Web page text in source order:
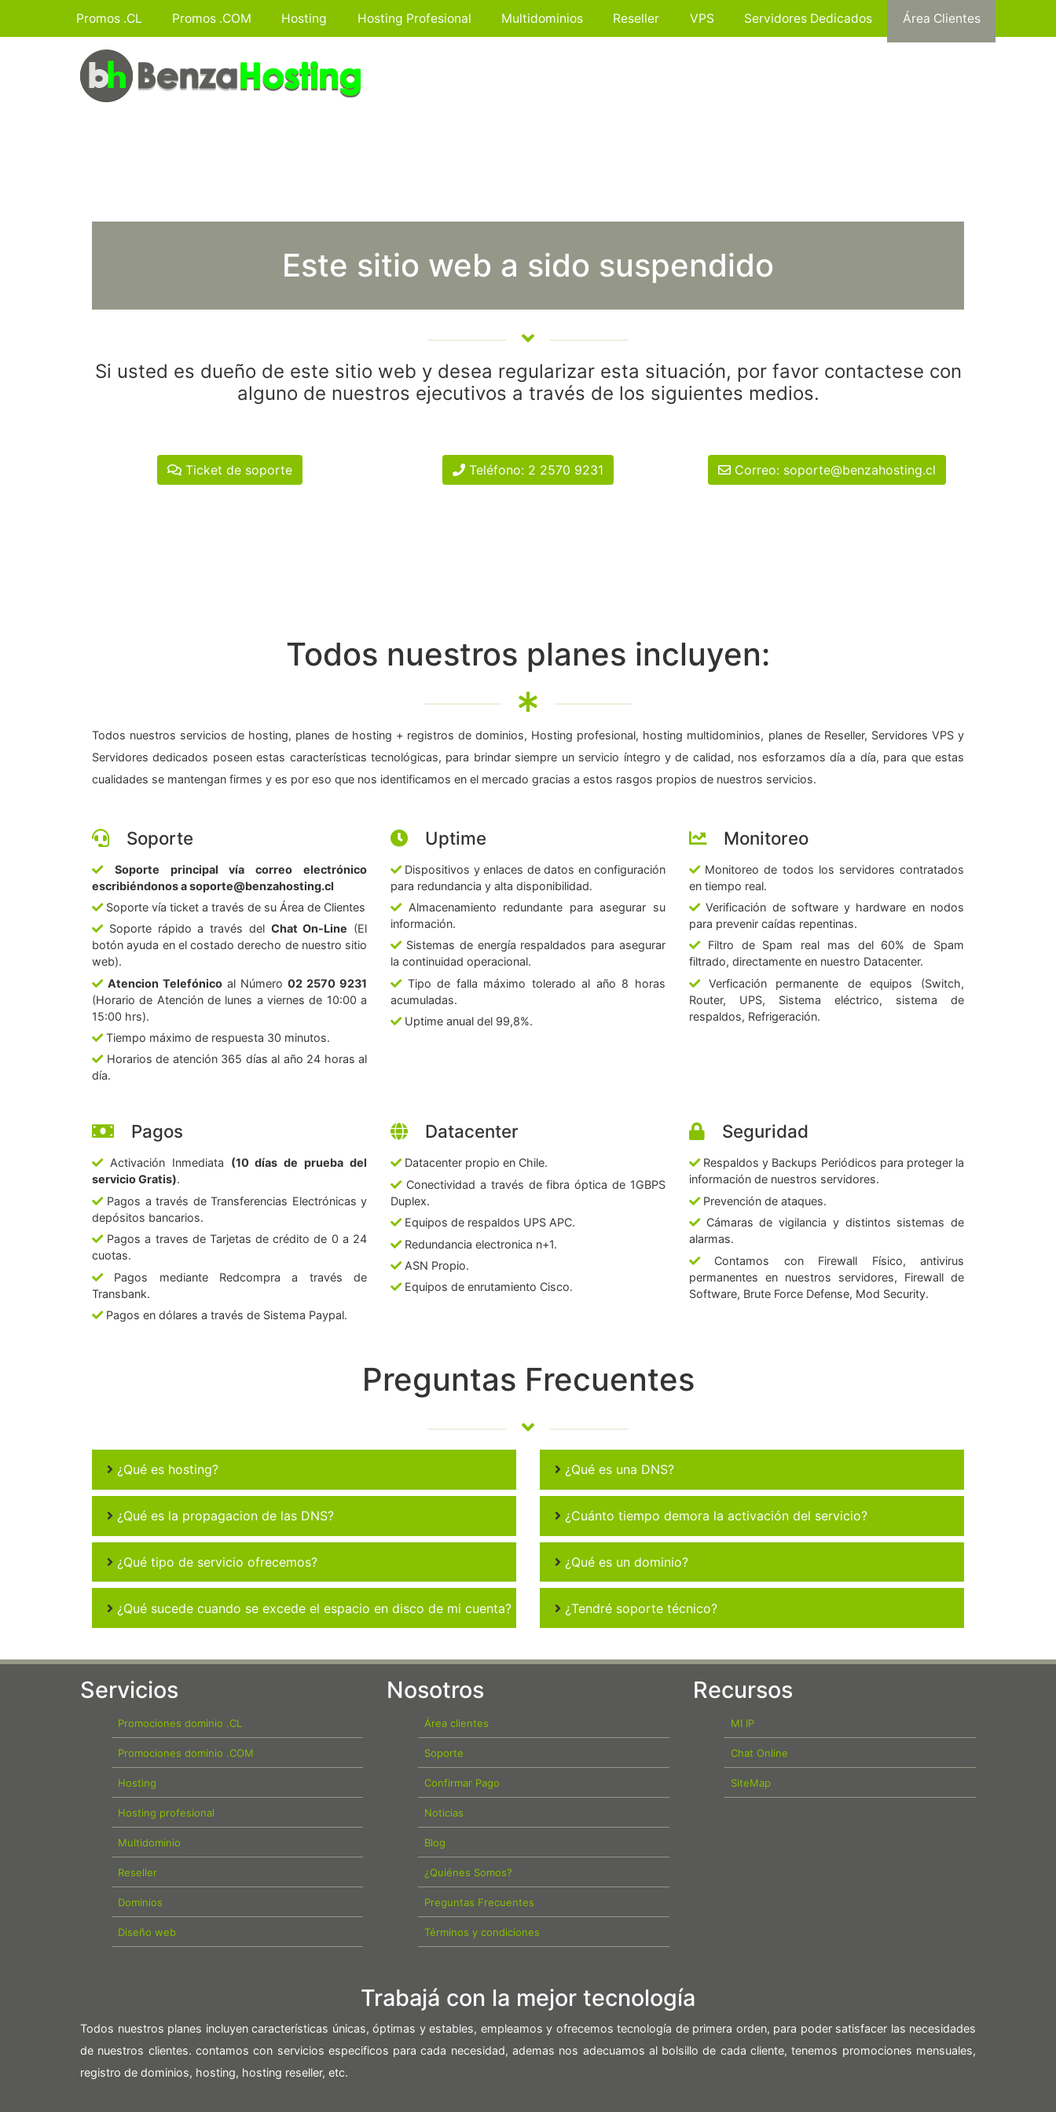
Promos .CL Promos .COM Hosting Hosting Profesional Multidominios Reseller VPS Servidores Dedicados Área Clientes
Este sitio web a sido suspendido
Si usted es dueño de este sitio web y desea regularizar esta situación, por favor contactese con
alguno de nuestros ejecutivos a través de los siguientes medios.
Ticket de soporte Teléfono: 2 2570 9231 Correo: soporte@benzahosting.cl
Todos nuestros planes incluyen:
Todos nuestros servicios de hosting, planes de hosting + registros de dominios, Hosting profesional, hosting multidominios, planes de Reseller, Servidores VPS y
Servidores dedicados poseen estas características tecnológicas, para brindar siempre un servicio íntegro y de calidad, nos esforzamos día a día, para que estas
cualidades se mantengan firmes y es por eso que nos identificamos en el mercado gracias a estos rasgos propios de nuestros servicios.
Soporte
Soporte principal vía correo electrónico
escribiéndonos a soporte@benzahosting.cl
Soporte vía ticket a través de su Área de Clientes
Soporte rápido a través del Chat On-Line (El
botón ayuda en el costado derecho de nuestro sitio
web).
Atencion Telefónico al Número 02 2570 9231
(Horario de Atención de lunes a viernes de 10:00 a
15:00 hrs).
Tiempo máximo de respuesta 30 minutos.
Horarios de atención 365 días al año 24 horas al
día.
Uptime
Dispositivos y enlaces de datos en configuración
para redundancia y alta disponibilidad.
Almacenamiento redundante para asegurar su
información.
Sistemas de energía respaldados para asegurar
la continuidad operacional.
Tipo de falla máximo tolerado al año 8 horas
acumuladas.
Uptime anual del 99,8%.
Monitoreo
Monitoreo de todos los servidores contratados
en tiempo real.
Verificación de software y hardware en nodos
para prevenir caídas repentinas.
Filtro de Spam real mas del 60% de Spam
filtrado, directamente en nuestro Datacenter.
Verficación permanente de equipos (Switch,
Router, UPS, Sistema eléctrico, sistema de
respaldos, Refrigeración.
Pagos
Activación Inmediata (10 días de prueba del
servicio Gratis).
Pagos a través de Transferencias Electrónicas y
depósitos bancarios.
Pagos a traves de Tarjetas de crédito de 0 a 24
cuotas.
Pagos mediante Redcompra a través de
Transbank.
Pagos en dólares a través de Sistema Paypal.
Datacenter
Datacenter propio en Chile.
Conectividad a través de fibra óptica de 1GBPS
Duplex.
Equipos de respaldos UPS APC.
Redundancia electronica n+1.
ASN Propio.
Equipos de enrutamiento Cisco.
Seguridad
Respaldos y Backups Periódicos para proteger la
información de nuestros servidores.
Prevención de ataques.
Cámaras de vigilancia y distintos sistemas de
alarmas.
Contamos con Firewall Físico, antivirus
permanentes en nuestros servidores, Firewall de
Software, Brute Force Defense, Mod Security.
Preguntas Frecuentes
¿Qué es hosting?
¿Qué es la propagacion de las DNS?
¿Qué tipo de servicio ofrecemos?
¿Qué sucede cuando se excede el espacio en disco de mi cuenta?
¿Qué es una DNS?
¿Cuánto tiempo demora la activación del servicio?
¿Qué es un dominio?
¿Tendré soporte técnico?
Servicios
Promociones dominio .CL
Promociones dominio .COM
Hosting
Hosting profesional
Multidominio
Reseller
Dominios
Diseño web
Nosotros
Área clientes
Soporte
Confirmar Pago
Noticias
Blog
¿Quiénes Somos?
Preguntas Frecuentes
Términos y condiciones
Recursos
MI IP
Chat Online
SiteMap
Trabajá con la mejor tecnología
Todos nuestros planes incluyen características únicas, óptimas y estables, empleamos y ofrecemos tecnología de primera orden, para poder satisfacer las necesidades
de nuestros clientes. contamos con servicios especificos para cada necesidad, ademas nos adecuamos al bolsillo de cada cliente, tenemos promociones mensuales,
registro de dominios, hosting, hosting reseller, etc.